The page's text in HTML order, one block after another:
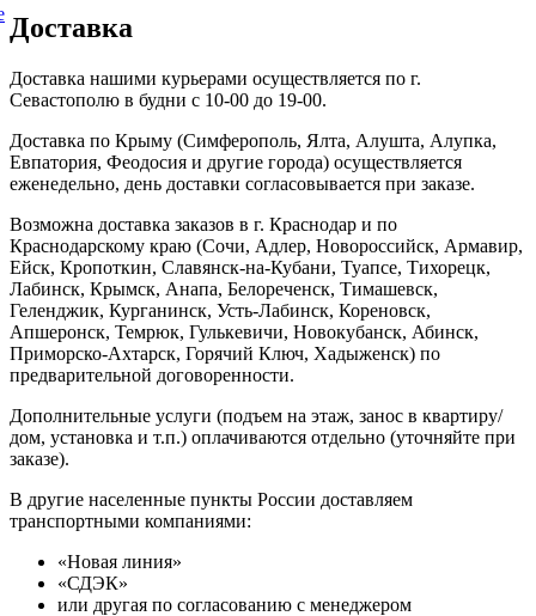
Доставка
Доставка нашими курьерами осуществляется по г.
Севастополю в будни с 10-00 до 19-00.
Доставка по Крыму (Симферополь, Ялта, Алушта, Алупка,
Евпатория, Феодосия и другие города) осуществляется
еженедельно, день доставки согласовывается при заказе.
Возможна доставка заказов в г. Краснодар и по
Краснодарскому краю (Сочи, Адлер, Новороссийск, Армавир,
Ейск, Кропоткин, Славянск-на-Кубани, Туапсе, Тихорецк,
Лабинск, Крымск, Анапа, Белореченск, Тимашевск,
Геленджик, Курганинск, Усть-Лабинск, Кореновск,
Апшеронск, Темрюк, Гулькевичи, Новокубанск, Абинск,
Приморско-Ахтарск, Горячий Ключ, Хадыженск) по
предварительной договоренности.
Дополнительные услуги (подъем на этаж, занос в квартиру/
дом, установка и т.п.) оплачиваются отдельно (уточняйте при
заказе).
В другие населенные пункты России доставляем
транспортными компаниями:
«Новая линия»
«СДЭК»
или другая по согласованию с менеджером